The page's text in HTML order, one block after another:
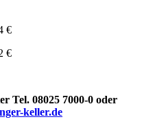
€
€
Tel. 08025 7000-0 oder
keller.de